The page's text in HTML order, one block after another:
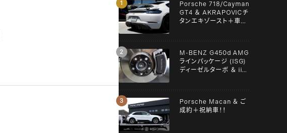
Porsche 718/Cayman
GT4 ＆ AKRAPOVICチ
タンエキゾースト＋車検
M-BENZ G450d AMG
ラインパッケージ (ISG)
ディーゼルターボ ＆ iiD
Porsche Macan ＆ ご
成約＋祝納車！！